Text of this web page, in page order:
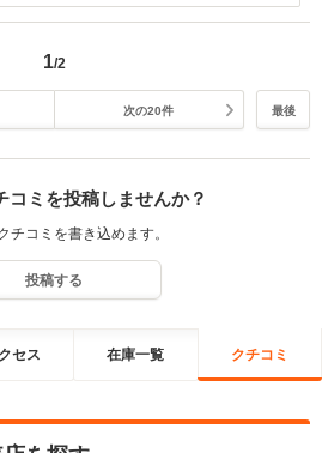
安心していただける様、より多くの経験
願いします。
1/2
次の20件 最後
コミを投稿しませんか？
チコミを書き込めます。
投稿する
セス 在庫一覧 クチコミ